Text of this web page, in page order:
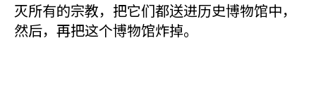
灭所有的宗教，把它们都送进历史博物馆中，
然后，再把这个博物馆炸掉。